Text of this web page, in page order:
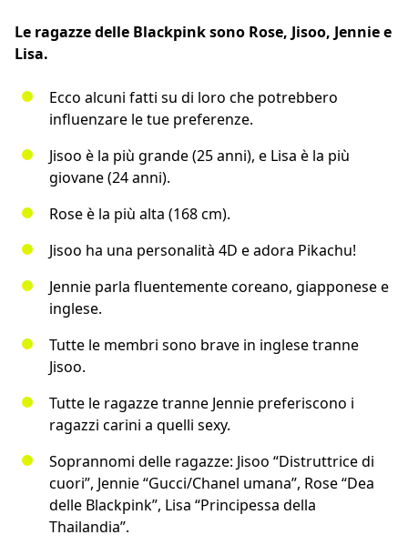
Le ragazze delle Blackpink sono Rose, Jisoo, Jennie e
Lisa.
Ecco alcuni fatti su di loro che potrebbero
influenzare le tue preferenze.
Jisoo è la più grande (25 anni), e Lisa è la più
giovane (24 anni).
Rose è la più alta (168 cm).
Jisoo ha una personalità 4D e adora Pikachu!
Jennie parla fluentemente coreano, giapponese e
inglese.
Tutte le membri sono brave in inglese tranne
Jisoo.
Tutte le ragazze tranne Jennie preferiscono i
ragazzi carini a quelli sexy.
Soprannomi delle ragazze: Jisoo “Distruttrice di
cuori”, Jennie “Gucci/Chanel umana”, Rose “Dea
delle Blackpink”, Lisa “Principessa della
Thailandia”.